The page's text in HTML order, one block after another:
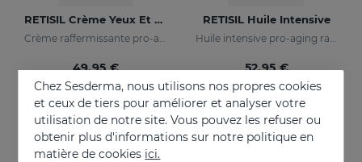
RETISIL Crème Yeux Et Lèvres
49.95 €
RETISIL Huile Intensive
52.95 €
Chez Sesderma, nous utilisons nos propres cookies
et ceux de tiers pour améliorer et analyser votre
utilisation de notre site. Vous pouvez les refuser ou
obtenir plus d'informations sur notre politique en
matière de cookies ici.